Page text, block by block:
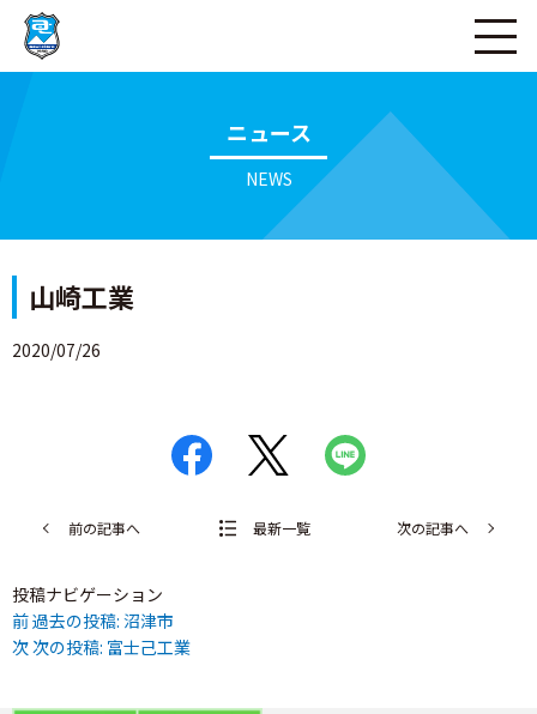
ニュース
NEWS
山崎工業
2020/07/26
前の記事へ 最新一覧 次の記事へ
投稿ナビゲーション
前過去の投稿: 沼津市
次次の投稿: 富士己工業